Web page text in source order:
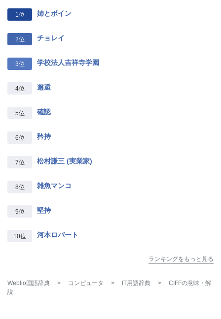
1位 姉とボイン
2位 チョレイ
3位 学校法人吉祥寺学園
4位 邂逅
5位 確認
6位 矜持
7位 松村謙三 (実業家)
8位 雑魚マンコ
9位 堅持
10位 河本ロバート
ランキングをもっと見る
Weblio国語辞典 > コンピュータ > IT用語辞典 > CIFFの意味・解
説